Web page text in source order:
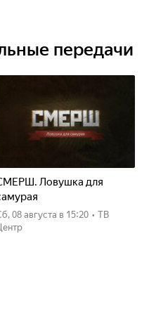
передачи
Ловушка для
сб, 08 августа в 15:20 • ТВ